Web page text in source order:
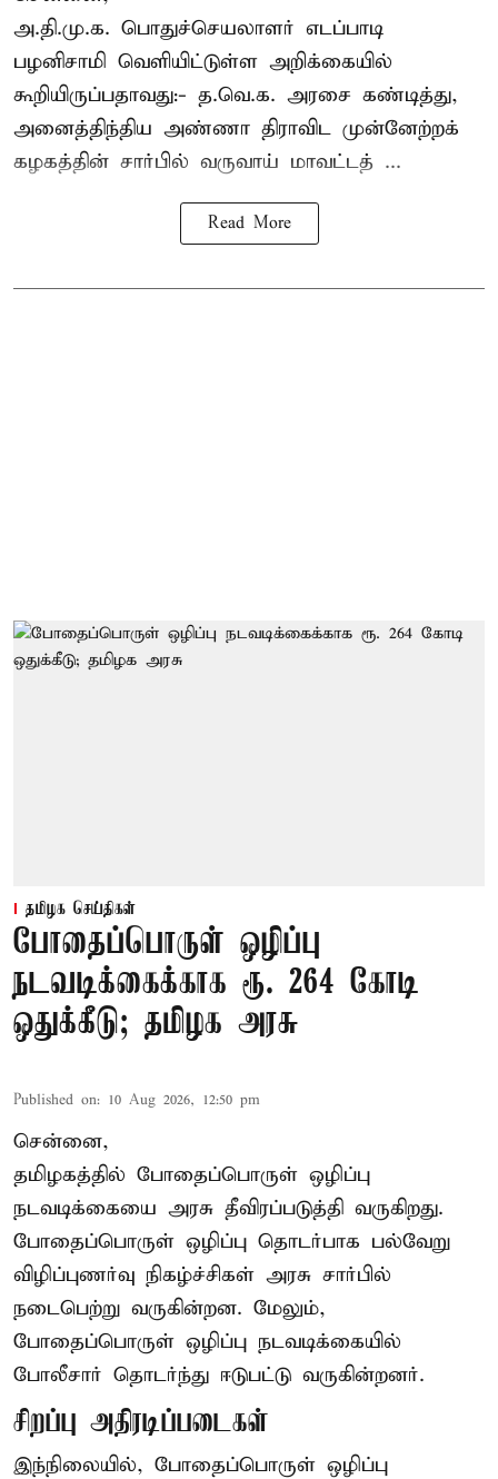
அ.தி.மு.க. பொதுச்செயலாளர் எடப்பாடி
பழனிசாமி வெளியிட்டுள்ள அறிக்கையில்
கூறியிருப்பதாவது:- த.வெ.க. அரசை கண்டித்து,
அனைத்திந்திய அண்ணா திராவிட முன்னேற்றக்
கழகத்தின் சார்பில் வருவாய் மாவட்டத் ...
Read More
தமிழக செய்திகள்
போதைப்பொருள் ஒழிப்பு
நடவடிக்கைக்காக ரூ. 264 கோடி
ஒதுக்கீடு; தமிழக அரசு
Published on: 10 Aug 2026, 12:50 pm
சென்னை,
தமிழகத்தில் போதைப்பொருள் ஒழிப்பு
நடவடிக்கையை அரசு தீவிரப்படுத்தி வருகிறது.
போதைப்பொருள் ஒழிப்பு தொடர்பாக பல்வேறு
விழிப்புணர்வு நிகழ்ச்சிகள் அரசு சார்பில்
நடைபெற்று வருகின்றன. மேலும்,
போதைப்பொருள் ஒழிப்பு நடவடிக்கையில்
போலீசார் தொடர்ந்து ஈடுபட்டு வருகின்றனர்.
சிறப்பு அதிரடிப்படைகள்
இந்நிலையில், போதைப்பொருள் ஒழிப்பு